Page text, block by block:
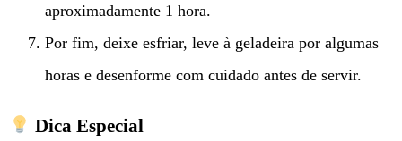
aproximadamente 1 hora.
Por fim, deixe esfriar, leve à geladeira por algumas
horas e desenforme com cuidado antes de servir.
Dica Especial